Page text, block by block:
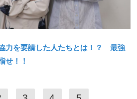
力を要請した人たちとは！？ 最強
せ！！